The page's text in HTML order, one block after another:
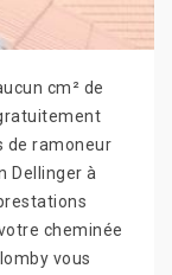
cm² de
de ramoneur
Dellinger à
cheminée
vous